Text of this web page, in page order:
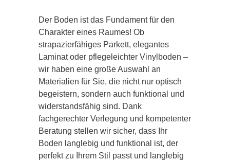
Der Boden ist das Fundament für den
Charakter eines Raumes! Ob
strapazierfähiges Parkett, elegantes
Laminat oder pflegeleichter Vinylboden –
wir haben eine große Auswahl an
Materialien für Sie, die nicht nur optisch
begeistern, sondern auch funktional und
widerstandsfähig sind. Dank
fachgerechter Verlegung und kompetenter
Beratung stellen wir sicher, dass Ihr
Boden langlebig und funktional ist, der
perfekt zu Ihrem Stil passt und langlebig